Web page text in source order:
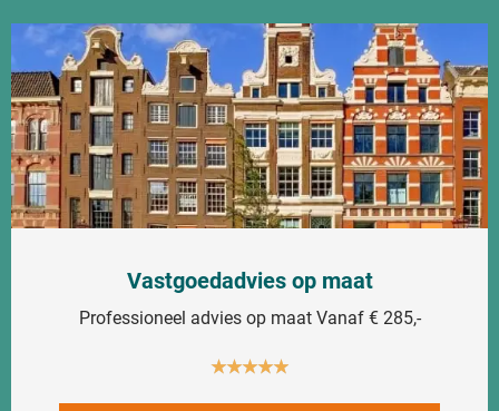
Vastgoedadvies op maat
Professioneel advies op maat Vanaf € 285,-
★★★★★